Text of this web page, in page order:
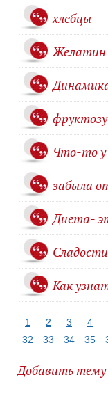
хлебцы
Желатин
Что-то у
забыла
Диета-
Как
1 2 3 4
32
33 34 35
Добавить тему